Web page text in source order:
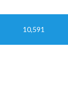
10,591